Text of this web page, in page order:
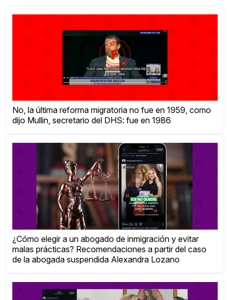
No, la última reforma migratoria no fue en 1959, como
dijo Mullin, secretario del DHS: fue en 1986
¿Cómo elegir a un abogado de inmigración y evitar
malas prácticas? Recomendaciones a partir del caso
de la abogada suspendida Alexandra Lozano